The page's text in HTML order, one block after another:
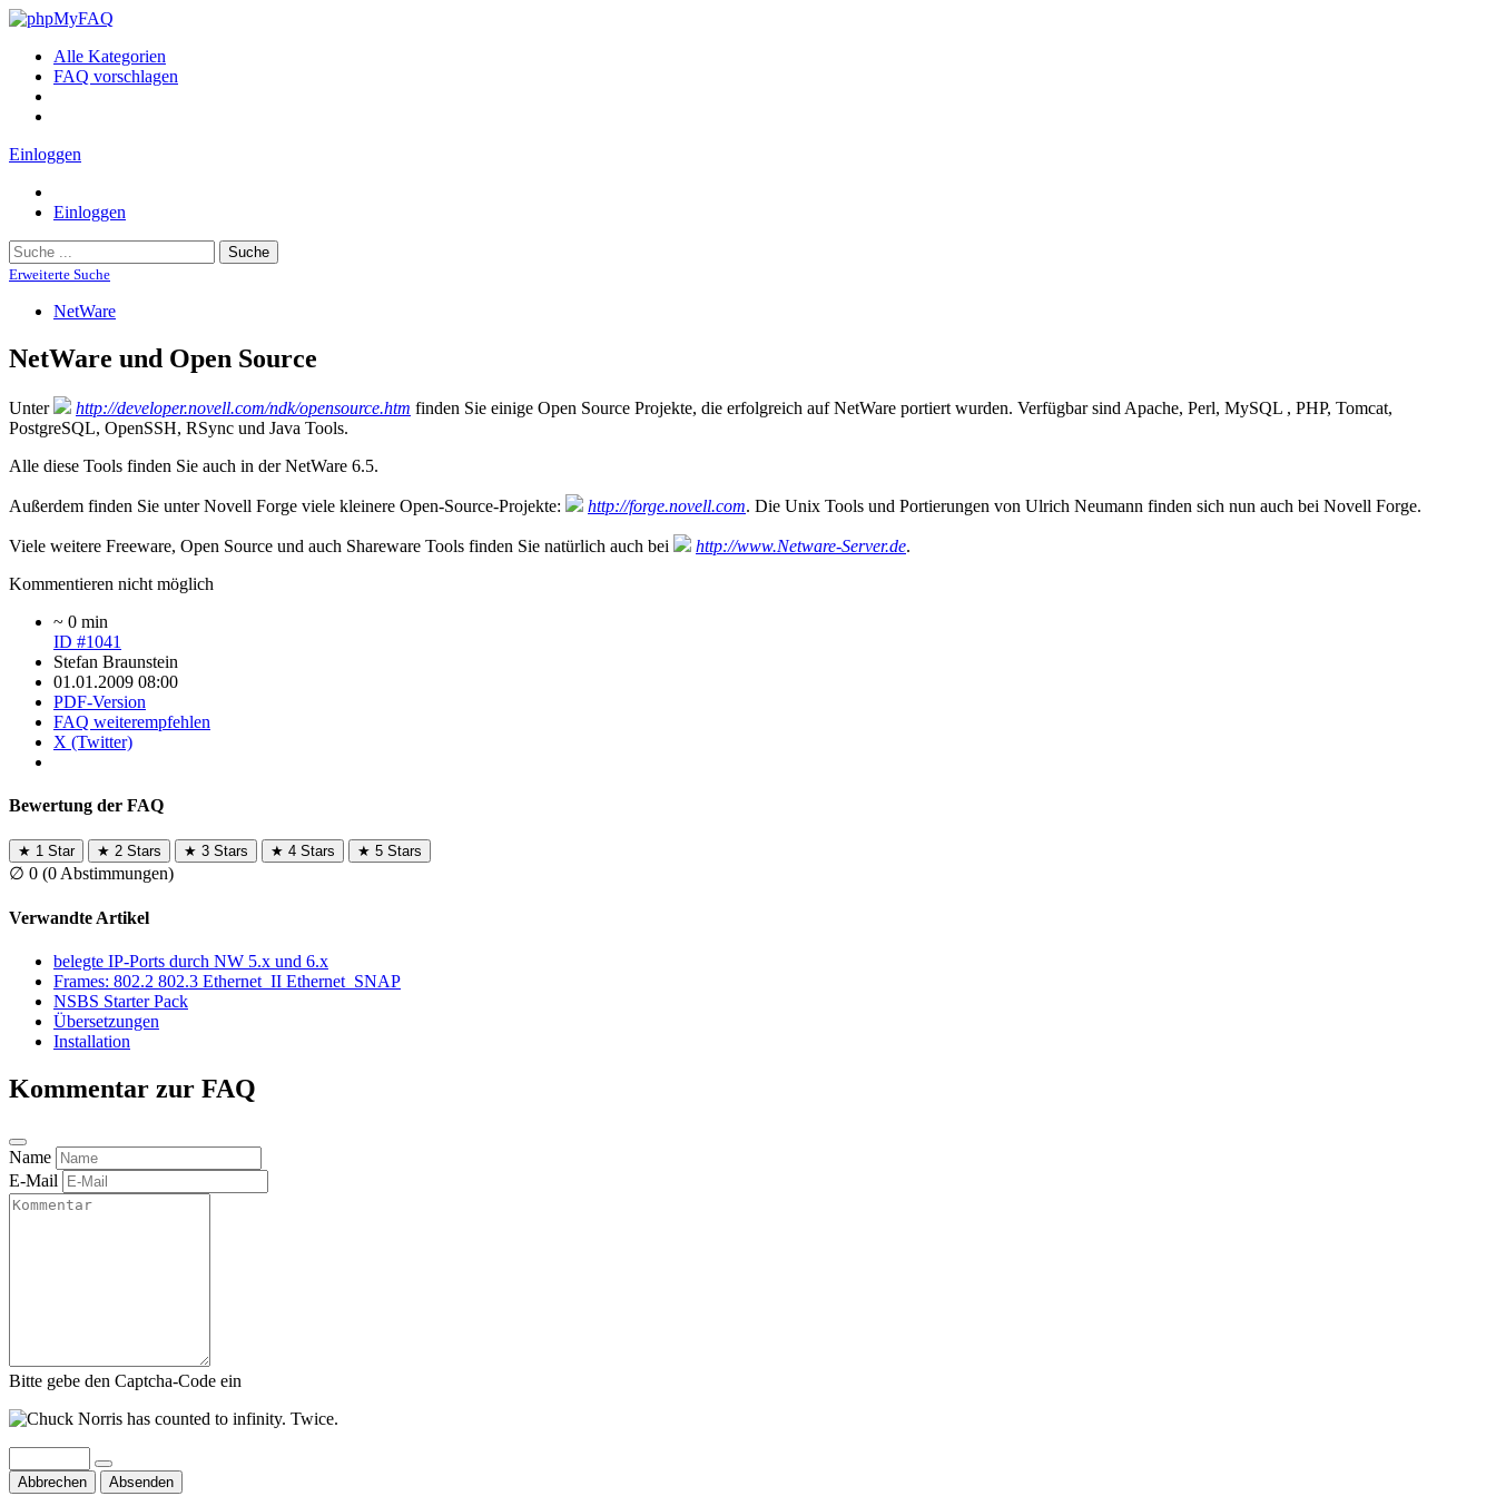
Alle Kategorien
FAQ vorschlagen
Einloggen
Einloggen
Suche
Erweiterte Suche
NetWare
NetWare und Open Source
Unter http://developer.novell.com/ndk/opensource.htm finden Sie einige Open Source Projekte, die erfolgreich auf NetWare portiert wurden. Verfügbar sind Apache, Perl, MySQL , PHP, Tomcat,
PostgreSQL, OpenSSH, RSync und Java Tools.
Alle diese Tools finden Sie auch in der NetWare 6.5.
Außerdem finden Sie unter Novell Forge viele kleinere Open-Source-Projekte: http://forge.novell.com. Die Unix Tools und Portierungen von Ulrich Neumann finden sich nun auch bei Novell Forge.
Viele weitere Freeware, Open Source und auch Shareware Tools finden Sie natürlich auch bei http://www.Netware-Server.de.
Kommentieren nicht möglich
~ 0 min
ID #1041
Stefan Braunstein
01.01.2009 08:00
PDF-Version
FAQ weiterempfehlen
X (Twitter)
Bewertung der FAQ
★ 1 Star ★ 2 Stars ★ 3 Stars ★ 4 Stars ★ 5 Stars
∅ 0 (0 Abstimmungen)
Verwandte Artikel
belegte IP-Ports durch NW 5.x und 6.x
Frames: 802.2 802.3 Ethernet_II Ethernet_SNAP
NSBS Starter Pack
Übersetzungen
Installation
Kommentar zur FAQ
Name
E-Mail
Bitte gebe den Captcha-Code ein
Abbrechen Absenden